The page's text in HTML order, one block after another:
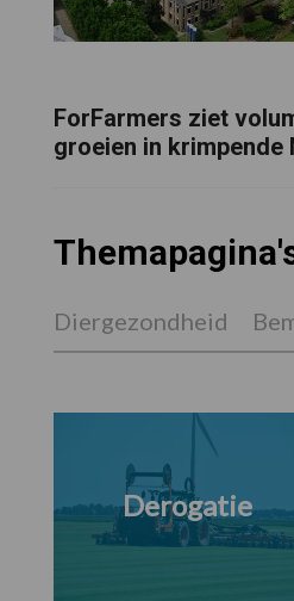
ForFarmers ziet
groeien in krimpende
Diergezondheid
Derogatie